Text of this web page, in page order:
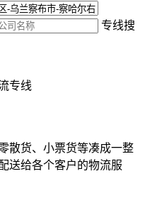
专线搜
专线
散货、小票货等凑成一整
送给各个客户的物流服